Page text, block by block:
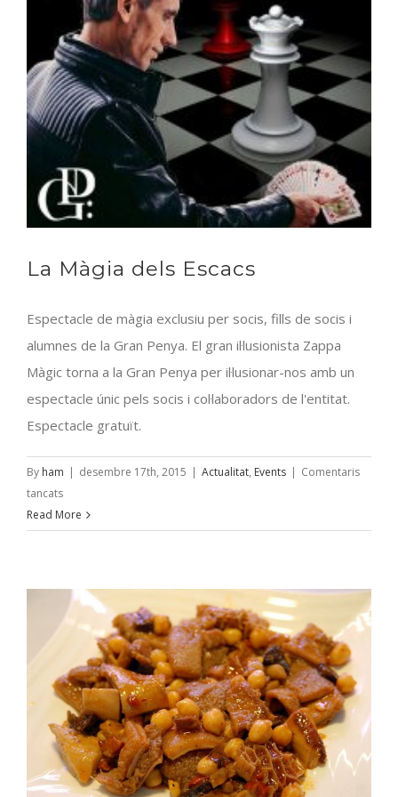
La Màgia dels Escacs
Espectacle de màgia exclusiu per socis, fills de socis i
alumnes de la Gran Penya. El gran il·lusionista Zappa
Màgic torna a la Gran Penya per il·lusionar-nos amb un
espectacle únic pels socis i col·laboradors de l'entitat.
Espectacle gratuït.
By ham | desembre 17th, 2015 | Actualitat, Events | Comentaris
tancatsa
La
Màgia
Read More